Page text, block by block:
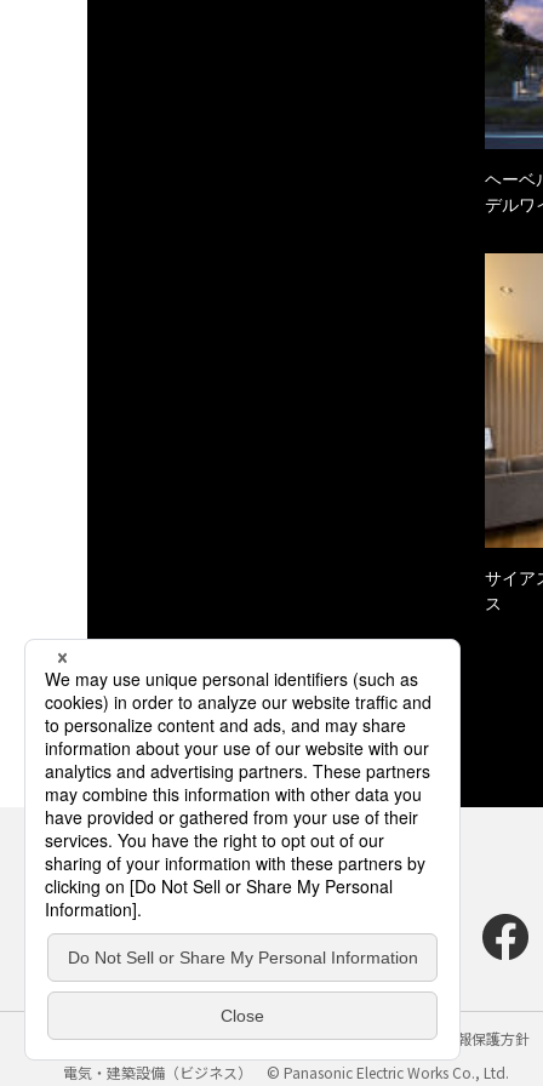
ヘーベ
デルワ
サイア
ス
サイトのご利用にあたって クッキーポリシー
個人情報保護方針
電気・建築設備（ビジネス）
© Panasonic Electric Works Co., Ltd.